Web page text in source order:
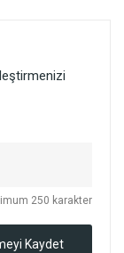
250 karakter
Kaydet